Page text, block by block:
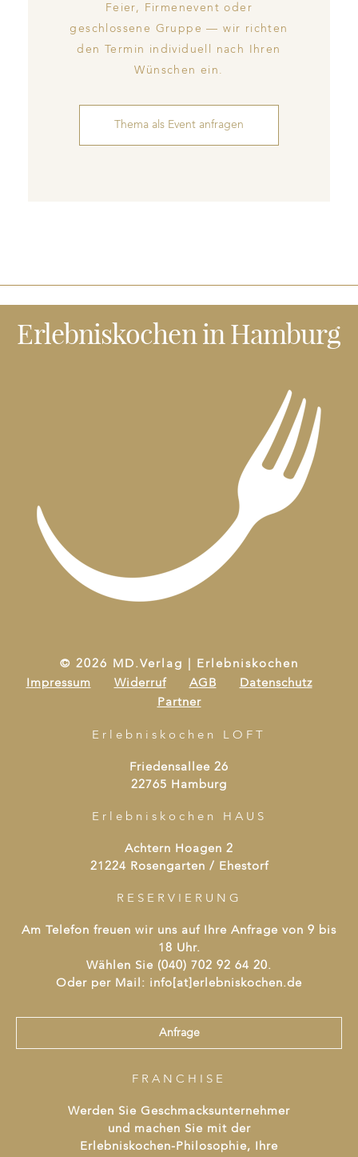
Feier, Firmenevent oder
geschlossene Gruppe — wir richten
den Termin individuell nach Ihren
Wünschen ein.
Thema als Event anfragen
Erlebniskochenin Hamburg
© 2026 MD.Verlag | Erlebniskochen
Impressum
Widerruf AGB
Datenschutz
Partner
Erlebniskochen LOFT
Friedensallee 26
22765 Hamburg
Erlebniskochen HAUS
Achtern Hoagen 2
21224 Rosengarten / Ehestorf
RESERVIERUNG
Am Telefon freuen wir uns auf Ihre Anfrage von 9 bis
18 Uhr.
Wählen Sie (040) 702 92 64 20.
Oder per Mail: info[at]erlebniskochen.de
Anfrage
FRANCHISE
Werden Sie Geschmacksunternehmer
und machen Sie mit der
Erlebniskochen-Philosophie, Ihre